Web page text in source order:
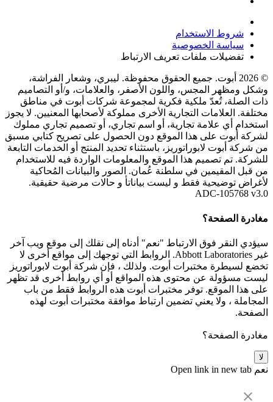
شروط الاستخدام
سياسة الخصوصية
تفضيلات ملفات تعريف الارتباط
© 2026 أبوت. جميع الحقوق محفوظة. ليبري، وشعار الفراشة،
وشكل ومظهر المجس، واللون الأصفر، والعلامات، و/أو التصاميم
ذات الصلة، تُعدّ ملكية فكرية لمجموعة شركات أبوت في مناطق
مختلفة. العلامات التجارية الأخرى مملوكة لأصحابها المعنيين. لا يجوز
استخدام أي علامة تجارية، أو اسم تجاري، أو تصميم تجاري مملوك
لشركة أبوت على هذا الموقع دون الحصول على تصريح كتابي مسبق
من شركة أبوت لابوراتوريز، باستثناء تحديد المنتج أو الخدمات التابعة
للشركة. تم تصميم هذا الموقع والمعلومات الواردة فيه للاستخدام
من قبل المقيمين في سلطنة عُمان. الصور والبيانات المُحاكية
لأغراض توضيحية فقط و ليست بياناتأ و حالات مرضية حقيقية.
ADC-105768 v3.0
مغادرة الصفحة؟
سيؤدي النقر فوق الارتباط "نعم" أدناه إلى نقلك إلى موقع ويب آخر
غير Abbott Laboratories. الروابط التي توجهك إلى مواقع أخرى لا
تخضع لسيطرة مختبرات أبوت. ولذلك ، فإن شركة أبوت لابوراتوريز
ليست مسؤولة عن محتوى هذه المواقع أو أي روابط أخرى قد تظهر
على هذا الموقع. توفر مختبرات أبوت هذه الروابط فقط من باب
المجاملة ، ولا يعني تضمين ارتباط موافقة مختبرات أبوت لهذه
الصفحة.
مغادرة الصفحة؟
لا
نعم Open link in new tab